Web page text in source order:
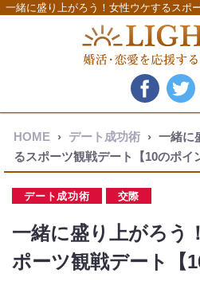
HOME › デート成功術 › 一緒に
るスポーツ観戦デート【10のポイ
デート成功術 交際
一緒に盛り上がろう
ポーツ観戦デート【